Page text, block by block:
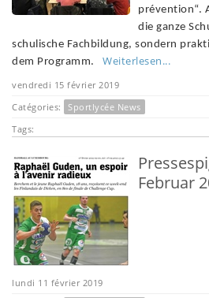
prévention“.
die ganze
schulische Fachbildung, sondern
dem Programm.
Weiterlesen...
vendredi 15 février 2019
Catégories:
Sportlycée News
Tags:
Februar
lundi 11 février 2019